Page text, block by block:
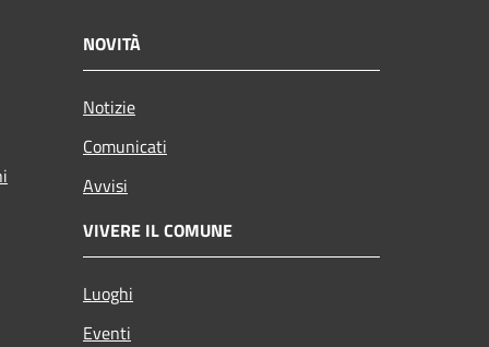
NOVITÀ
Notizie
Comunicati
Avvisi
VIVERE IL COMUNE
Luoghi
Eventi